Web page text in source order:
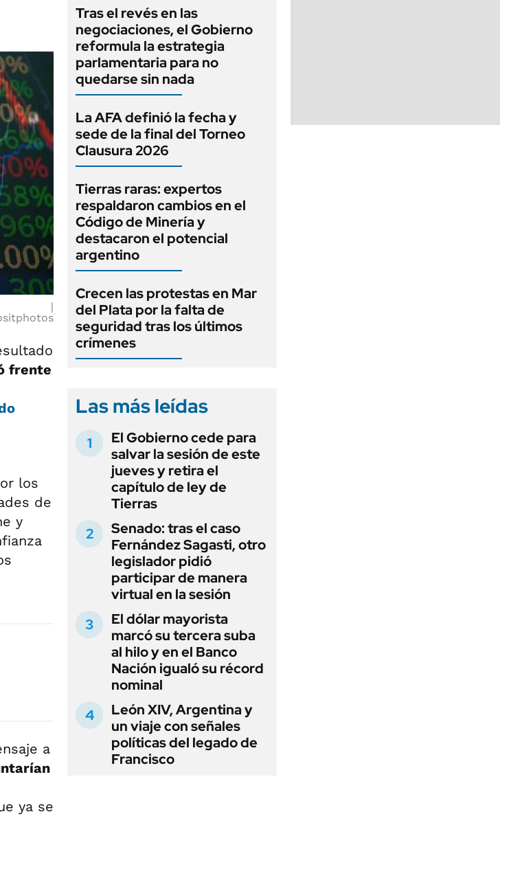
frente
los
de
y
a
ya se
Tras el revés en las
negociaciones, el Gobierno
reformula la estrategia
parlamentaria para no
quedarse sin nada
La AFA definió la fecha y
sede de la final del Torneo
Clausura 2026
Tierras raras: expertos
respaldaron cambios en el
Código de Minería y
destacaron el potencial
argentino
Crecen las protestas en Mar
del Plata por la falta de
seguridad tras los últimos
crímenes
Las más leídas
El Gobierno cede para
salvar la sesión de este
jueves y retira el
capítulo de ley de
Tierras
Senado: tras el caso
Fernández Sagasti, otro
legislador pidió
participar de manera
virtual en la sesión
El dólar mayorista
marcó su tercera suba
al hilo y en el Banco
Nación igualó su récord
nominal
León XIV, Argentina y
un viaje con señales
políticas del legado de
Francisco